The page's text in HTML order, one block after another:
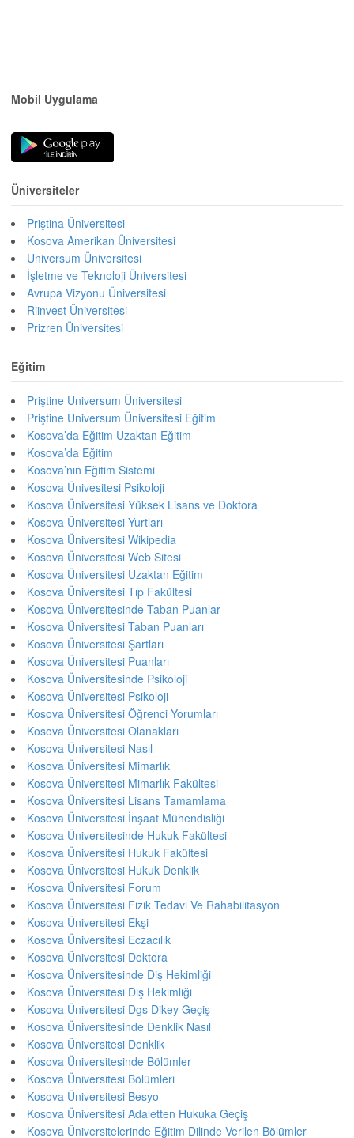
Mobil Uygulama
Üniversiteler
Priştina Üniversitesi
Kosova Amerikan Üniversitesi
Universum Üniversitesi
İşletme ve Teknoloji Üniversitesi
Avrupa Vizyonu Üniversitesi
Riinvest Üniversitesi
Prizren Üniversitesi
Eğitim
Priştine Universum Üniversitesi
Priştine Universum Üniversitesi Eğitim
Kosova’da Eğitim Uzaktan Eğitim
Kosova’da Eğitim
Kosova’nın Eğitim Sistemi
Kosova Ünivesitesi Psikoloji
Kosova Üniversitesi Yüksek Lisans ve Doktora
Kosova Üniversitesi Yurtları
Kosova Üniversitesi Wikipedia
Kosova Üniversitesi Web Sitesi
Kosova Üniversitesi Uzaktan Eğitim
Kosova Üniversitesi Tıp Fakültesi
Kosova Üniversitesinde Taban Puanlar
Kosova Üniversitesi Taban Puanları
Kosova Üniversitesi Şartları
Kosova Üniversitesi Puanları
Kosova Üniversitesinde Psikoloji
Kosova Üniversitesi Psikoloji
Kosova Üniversitesi Öğrenci Yorumları
Kosova Üniversitesi Olanakları
Kosova Üniversitesi Nasıl
Kosova Üniversitesi Mimarlık
Kosova Üniversitesi Mimarlık Fakültesi
Kosova Üniversitesi Lisans Tamamlama
Kosova Üniversitesi İnşaat Mühendisliği
Kosova Üniversitesinde Hukuk Fakültesi
Kosova Üniversitesi Hukuk Fakültesi
Kosova Üniversitesi Hukuk Denklik
Kosova Üniversitesi Forum
Kosova Üniversitesi Fizik Tedavi Ve Rahabilitasyon
Kosova Üniversitesi Ekşi
Kosova Üniversitesi Eczacılık
Kosova Üniversitesi Doktora
Kosova Üniversitesinde Diş Hekimliği
Kosova Üniversitesi Diş Hekimliği
Kosova Üniversitesi Dgs Dikey Geçiş
Kosova Üniversitesinde Denklik Nasıl
Kosova Üniversitesi Denklik
Kosova Üniversitesinde Bölümler
Kosova Üniversitesi Bölümleri
Kosova Üniversitesi Besyo
Kosova Üniversitesi Adaletten Hukuka Geçiş
Kosova Üniversitelerinde Eğitim Dilinde Verilen Bölümler